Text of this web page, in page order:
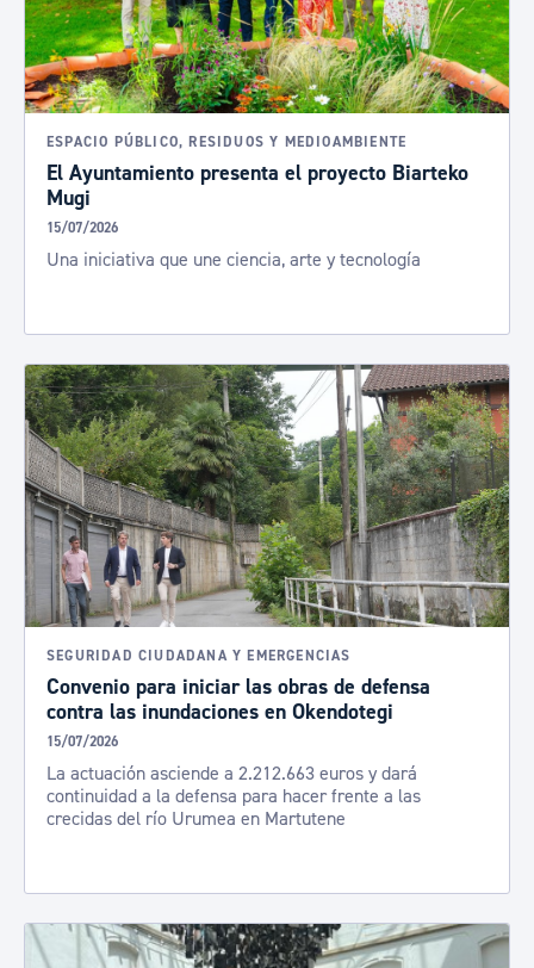
ESPACIO PÚBLICO, RESIDUOS Y MEDIOAMBIENTE
El Ayuntamiento presenta el proyecto Biarteko
Mugi
15/07/2026
Una iniciativa que une ciencia, arte y tecnología
SEGURIDAD CIUDADANA Y EMERGENCIAS
Convenio para iniciar las obras de defensa
contra las inundaciones en Okendotegi
15/07/2026
La actuación asciende a 2.212.663 euros y dará
continuidad a la defensa para hacer frente a las
crecidas del río Urumea en Martutene